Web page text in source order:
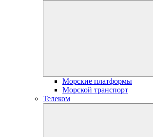
Морские платформы
Морской транспорт
Телеком